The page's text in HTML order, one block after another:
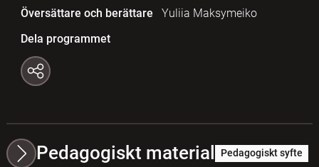
Översättare och berättare
Yuliia Maksymeiko
Dela programmet
Pedagogiskt material Pedagogiskt syfte